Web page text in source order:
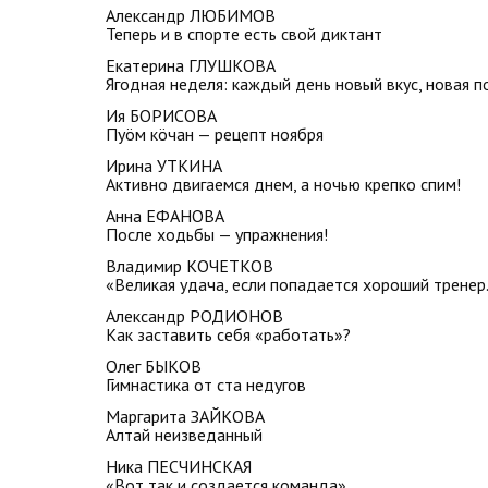
Александр ЛЮБИМОВ
Теперь и в спорте есть свой диктант
Екатерина ГЛУШКОВА
Ягодная неделя: каждый день новый вкус, новая
Ия БОРИСОВА
Пуöм кöчан — рецепт ноября
Ирина УТКИНА
Активно двигаемся днем, а ночью крепко спим!
Анна ЕФАНОВА
После ходьбы — упражнения!
Владимир КОЧЕТКОВ
«Великая удача, если попадается хороший
Александр РОДИОНОВ
Как заставить себя «работать»?
Олег БЫКОВ
Гимнастика от ста недугов
Маргарита ЗАЙКОВА
Алтай неизведанный
Ника ПЕСЧИНСКАЯ